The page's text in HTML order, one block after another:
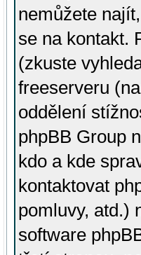
nemůžete
se na kontakt.
(zkuste
freeserveru
oddělení
phpBB Group
kdo a kde
kontaktovat
pomluvy, atd.)
software